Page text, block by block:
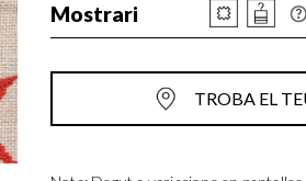
Mostrari
TROBA EL